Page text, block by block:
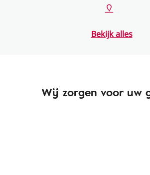
Bekijk alles
Wij zorgen voor uw